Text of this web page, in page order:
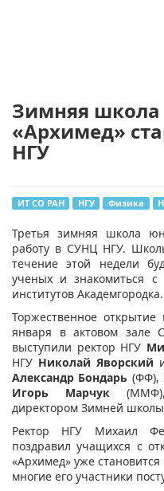
Зимняя
«Архимед»
НГУ
ИТ СО РАН НГУ Физика
Третья зимняя школа
работу в СУНЦ НГУ.
течение этой недели
ученых и знакомиться с
институтов Академгородка.
Торжественное
января в актовом зале
выступили ректор НГУ
НГУ Николай Яворский
Александр Бондарь (ФФ),
Игорь Марчук (ММФ),
директором Зимней
Ректор НГУ Михаил
поздравил учащихся с
«Архимед» уже
многие его участники